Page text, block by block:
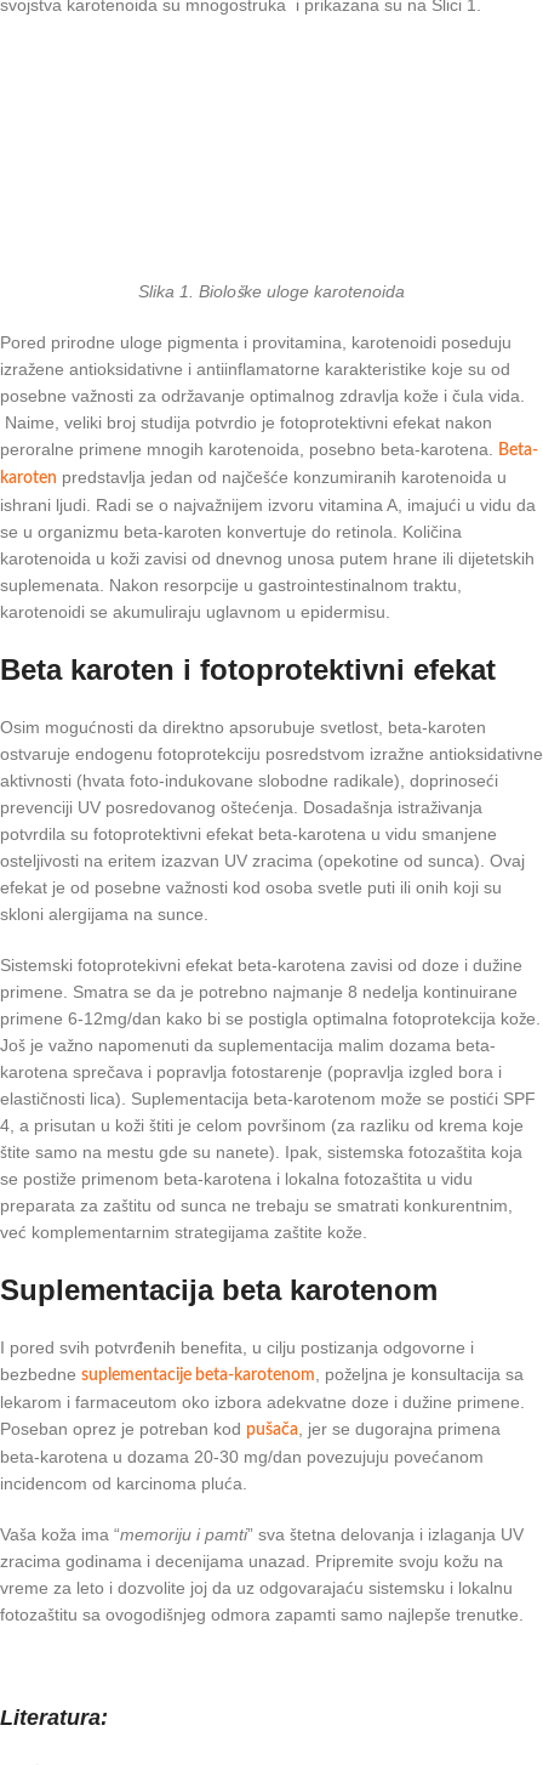
svojstva karotenoida su mnogostruka i prikazana su na Slici 1.
Slika 1. Biološke uloge karotenoida
Pored prirodne uloge pigmenta i provitamina, karotenoidi poseduju
izražene antioksidativne i antiinflamatorne karakteristike koje su od
posebne važnosti za održavanje optimalnog zdravlja kože i čula vida.
Naime, veliki broj studija potvrdio je fotoprotektivni efekat nakon
peroralne primene mnogih karotenoida, posebno beta-karotena.
Beta-
karoten predstavlja jedan od najčešće konzumiranih karotenoida u
ishrani ljudi. Radi se o najvažnijem izvoru vitamina A, imajući u vidu da
se u organizmu beta-karoten konvertuje do retinola. Količina
karotenoida u koži zavisi od dnevnog unosa putem hrane ili dijetetskih
suplemenata. Nakon resorpcije u gastrointestinalnom traktu,
karotenoidi se akumuliraju uglavnom u epidermisu.
Beta karoten i fotoprotektivni efekat
Osim mogućnosti da direktno apsorubuje svetlost, beta-karoten
ostvaruje endogenu fotoprotekciju posredstvom izražne antioksidativne
aktivnosti (hvata foto-indukovane slobodne radikale), doprinoseći
prevenciji UV posredovanog oštećenja. Dosadašnja istraživanja
potvrdila su fotoprotektivni efekat beta-karotena u vidu smanjene
osteljivosti na eritem izazvan UV zracima (opekotine od sunca). Ovaj
efekat je od posebne važnosti kod osoba svetle puti ili onih koji su
skloni alergijama na sunce.
Sistemski fotoprotekivni efekat beta-karotena zavisi od doze i dužine
primene. Smatra se da je potrebno najmanje 8 nedelja kontinuirane
primene 6-12mg/dan kako bi se postigla optimalna fotoprotekcija kože.
Još je važno napomenuti da suplementacija malim dozama beta-
karotena sprečava i popravlja fotostarenje (popravlja izgled bora i
elastičnosti lica). Suplementacija beta-karotenom može se postići SPF
4, a prisutan u koži štiti je celom površinom (za razliku od krema koje
štite samo na mestu gde su nanete). Ipak, sistemska fotozaštita koja
se postiže primenom beta-karotena i lokalna fotozaštita u vidu
preparata za zaštitu od sunca ne trebaju se smatrati konkurentnim,
već komplementarnim strategijama zaštite kože.
Suplementacija beta karotenom
I pored svih potvrđenih benefita, u cilju postizanja odgovorne i
bezbedne suplementacije beta-karotenom
, poželjna je konsultacija sa
lekarom i farmaceutom oko izbora adekvatne doze i dužine primene.
Poseban oprez je potreban kod pušača , jer se dugorajna primena
beta-karotena u dozama 20-30 mg/dan povezujuju povećanom
incidencom od karcinoma pluća.
Vaša koža ima “memoriju i pamti” sva štetna delovanja i izlaganja UV
zracima godinama i decenijama unazad. Pripremite svoju kožu na
vreme za leto i dozvolite joj da uz odgovarajaću sistemsku i lokalnu
fotozaštitu sa ovogodišnjeg odmora zapamti samo najlepše trenutke.
Literatura: